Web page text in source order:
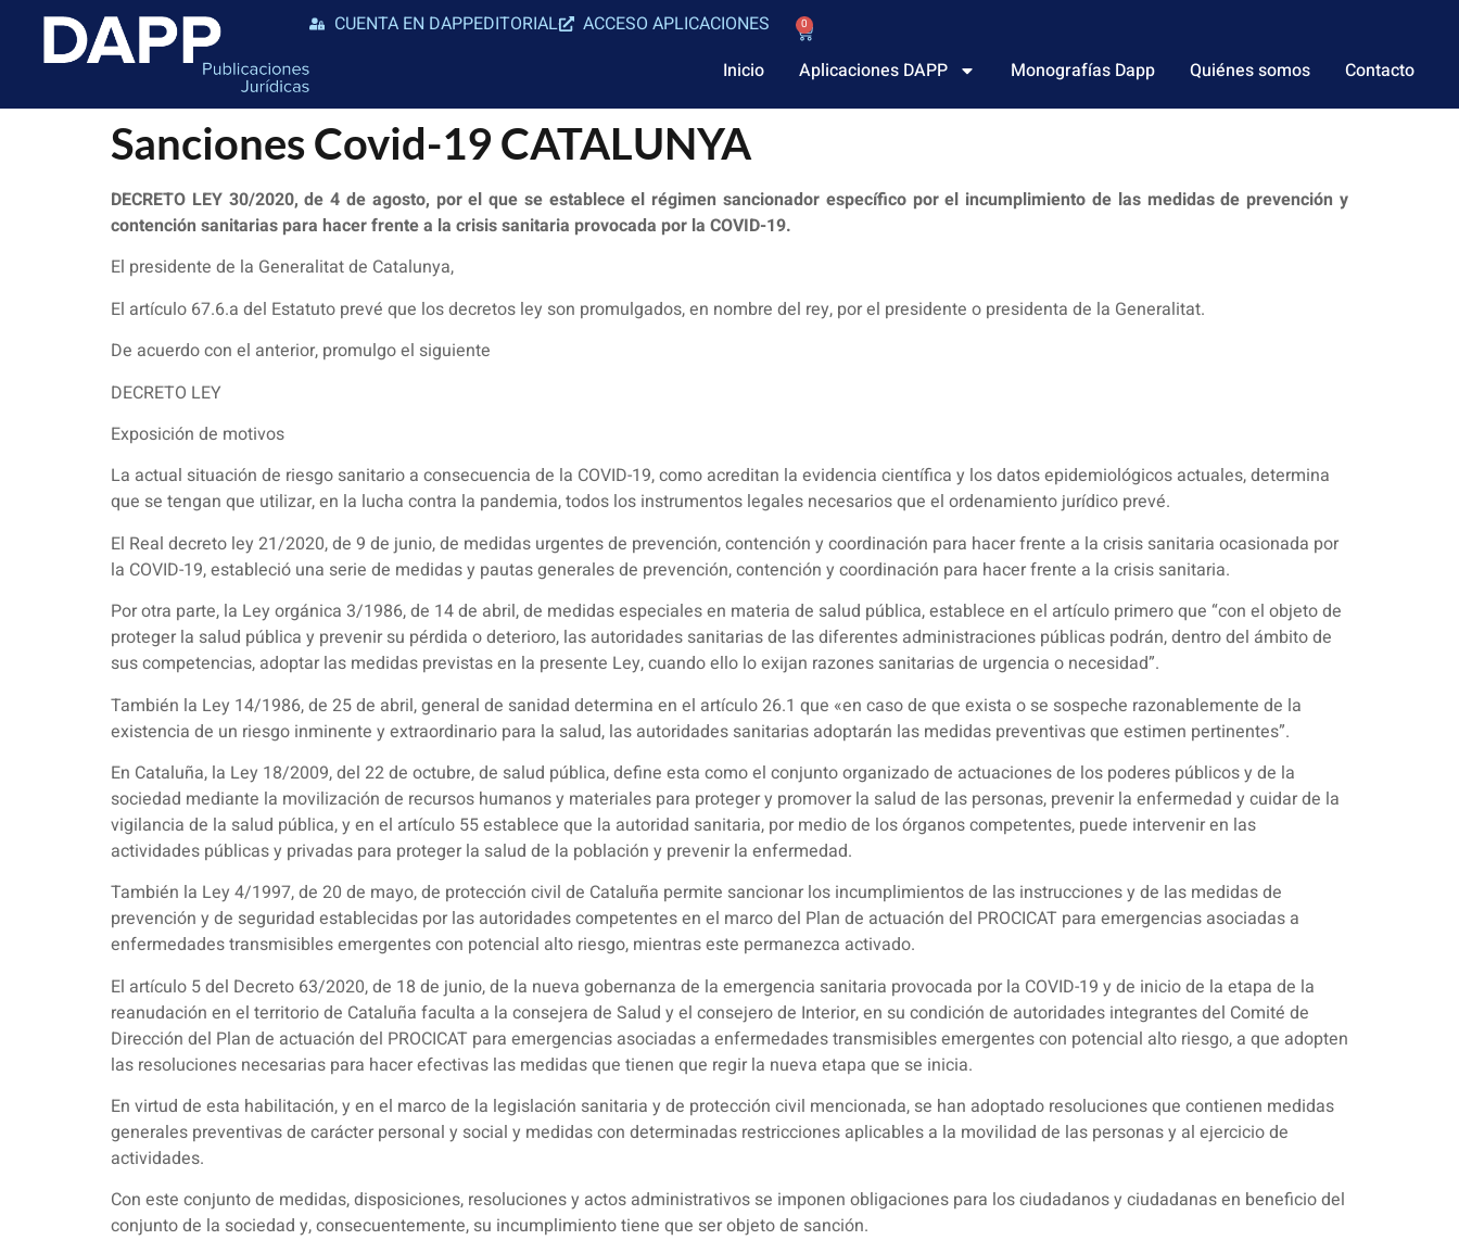
CUENTA EN DAPPEDITORIAL ACCESO APLICACIONES 0
Inicio Aplicaciones DAPP Monografías Dapp Quiénes somos Contacto
Sanciones Covid-19 CATALUNYA
DECRETO LEY 30/2020, de 4 de agosto, por el que se establece el régimen sancionador específico por el incumplimiento de las medidas de prevención y
contención sanitarias para hacer frente a la crisis sanitaria provocada por la COVID-19.
El presidente de la Generalitat de Catalunya,
El artículo 67.6.a del Estatuto prevé que los decretos ley son promulgados, en nombre del rey, por el presidente o presidenta de la Generalitat.
De acuerdo con el anterior, promulgo el siguiente
DECRETO LEY
Exposición de motivos
La actual situación de riesgo sanitario a consecuencia de la COVID-19, como acreditan la evidencia científica y los datos epidemiológicos actuales, determina
que se tengan que utilizar, en la lucha contra la pandemia, todos los instrumentos legales necesarios que el ordenamiento jurídico prevé.
El Real decreto ley 21/2020, de 9 de junio, de medidas urgentes de prevención, contención y coordinación para hacer frente a la crisis sanitaria ocasionada por
la COVID-19, estableció una serie de medidas y pautas generales de prevención, contención y coordinación para hacer frente a la crisis sanitaria.
Por otra parte, la Ley orgánica 3/1986, de 14 de abril, de medidas especiales en materia de salud pública, establece en el artículo primero que “con el objeto de
proteger la salud pública y prevenir su pérdida o deterioro, las autoridades sanitarias de las diferentes administraciones públicas podrán, dentro del ámbito de
sus competencias, adoptar las medidas previstas en la presente Ley, cuando ello lo exijan razones sanitarias de urgencia o necesidad”.
También la Ley 14/1986, de 25 de abril, general de sanidad determina en el artículo 26.1 que «en caso de que exista o se sospeche razonablemente de la
existencia de un riesgo inminente y extraordinario para la salud, las autoridades sanitarias adoptarán las medidas preventivas que estimen pertinentes”.
En Cataluña, la Ley 18/2009, del 22 de octubre, de salud pública, define esta como el conjunto organizado de actuaciones de los poderes públicos y de la
sociedad mediante la movilización de recursos humanos y materiales para proteger y promover la salud de las personas, prevenir la enfermedad y cuidar de la
vigilancia de la salud pública, y en el artículo 55 establece que la autoridad sanitaria, por medio de los órganos competentes, puede intervenir en las
actividades públicas y privadas para proteger la salud de la población y prevenir la enfermedad.
También la Ley 4/1997, de 20 de mayo, de protección civil de Cataluña permite sancionar los incumplimientos de las instrucciones y de las medidas de
prevención y de seguridad establecidas por las autoridades competentes en el marco del Plan de actuación del PROCICAT para emergencias asociadas a
enfermedades transmisibles emergentes con potencial alto riesgo, mientras este permanezca activado.
El artículo 5 del Decreto 63/2020, de 18 de junio, de la nueva gobernanza de la emergencia sanitaria provocada por la COVID-19 y de inicio de la etapa de la
reanudación en el territorio de Cataluña faculta a la consejera de Salud y el consejero de Interior, en su condición de autoridades integrantes del Comité de
Dirección del Plan de actuación del PROCICAT para emergencias asociadas a enfermedades transmisibles emergentes con potencial alto riesgo, a que adopten
las resoluciones necesarias para hacer efectivas las medidas que tienen que regir la nueva etapa que se inicia.
En virtud de esta habilitación, y en el marco de la legislación sanitaria y de protección civil mencionada, se han adoptado resoluciones que contienen medidas
generales preventivas de carácter personal y social y medidas con determinadas restricciones aplicables a la movilidad de las personas y al ejercicio de
actividades.
Con este conjunto de medidas, disposiciones, resoluciones y actos administrativos se imponen obligaciones para los ciudadanos y ciudadanas en beneficio del
conjunto de la sociedad y, consecuentemente, su incumplimiento tiene que ser objeto de sanción.